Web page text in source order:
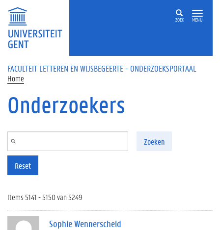
Overslaan en naar de inhoud gaan
ZOEK MENU
FACULTEIT LETTEREN EN WIJSBEGEERTE - ONDERZOEKSPORTAAL
Home
Onderzoekers
Zoeken
Reset
Items 5141 - 5150 van 5249
Sophie Wennerscheid